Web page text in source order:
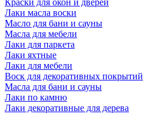
Краски для окон и дверей
Лаки масла воски
Масло для бани и сауны
Масла для мебели
Лаки для паркета
Лаки яхтные
Лаки для мебели
Воск для декоративных покрытий
Масла для бани и сауны
Лаки по камню
Лаки декоративные для дерева